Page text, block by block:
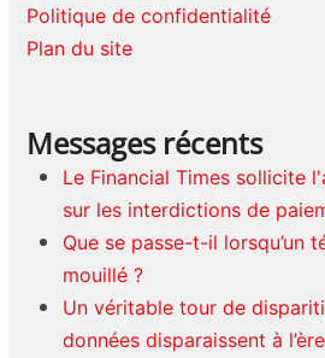
Politique de confidentialité
Plan du site
Messages récents
Le Financial Times sollicite
sur les interdictions de
Que se passe-t-il lorsqu’un
mouillé ?
Un véritable tour de
données disparaissent à